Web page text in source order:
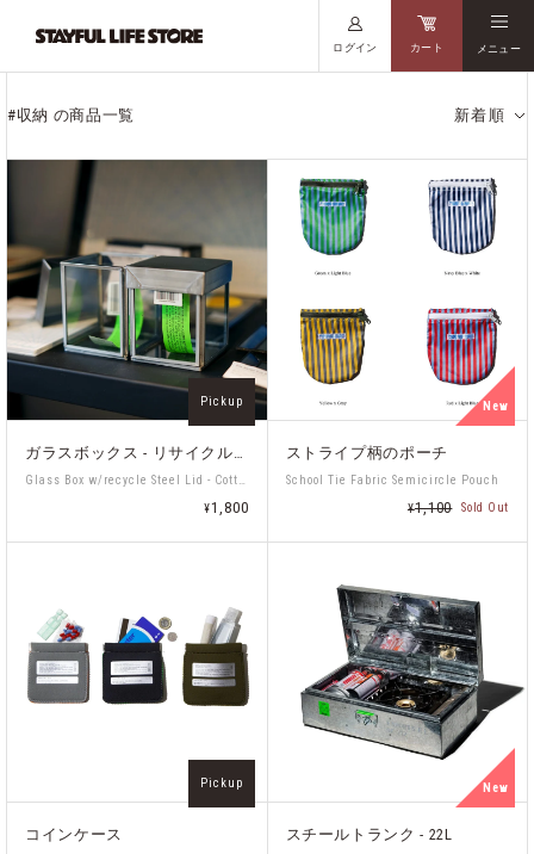
ログイン カート メニュー
#収納 の商品一覧 新着順
Pickup
¥1,800
New
ストライプ柄のポーチ
School Tie Fabric Semicircle Pouch
¥1,100 Sold Out
Pickup
コインケース
New
スチールトランク - 22L